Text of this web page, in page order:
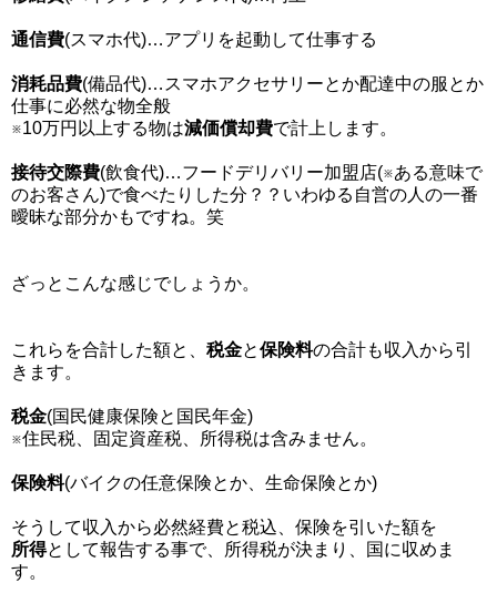
通信費(スマホ代)…アプリを起動して仕事する
消耗品費(備品代)…スマホアクセサリーとか配達中の服とか
仕事に必然な物全般
※10万円以上する物は減価償却費で計上します。
接待交際費(飲食代)…フードデリバリー加盟店(※ある意味で
のお客さん)で食べたりした分？？いわゆる自営の人の一番
曖昧な部分かもですね。笑
ざっとこんな感じでしょうか。
これらを合計した額と、 税金と保険料の合計も収入から引
きます。
税金(国民健康保険と国民年金)
※住民税、固定資産税、所得税は含みません。
保険料(バイクの任意保険とか、生命保険とか)
そうして収入から必然経費と税込、保険を引いた額を
所得として報告する事で、所得税が決まり、国に収めま
す。